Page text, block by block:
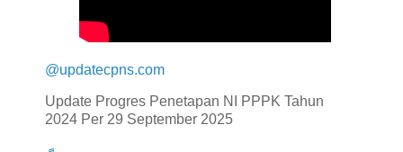
@updatecpns.com
Update Progres Penetapan NI PPPK Tahun
2024 Per 29 September 2025